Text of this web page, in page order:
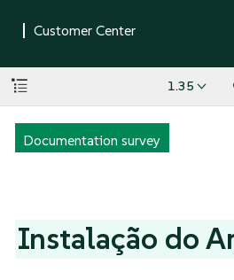
1.35
Documentation survey
Instalação do